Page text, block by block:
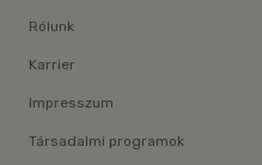
Rólunk
Karrier
Impresszum
Társadalmi programok